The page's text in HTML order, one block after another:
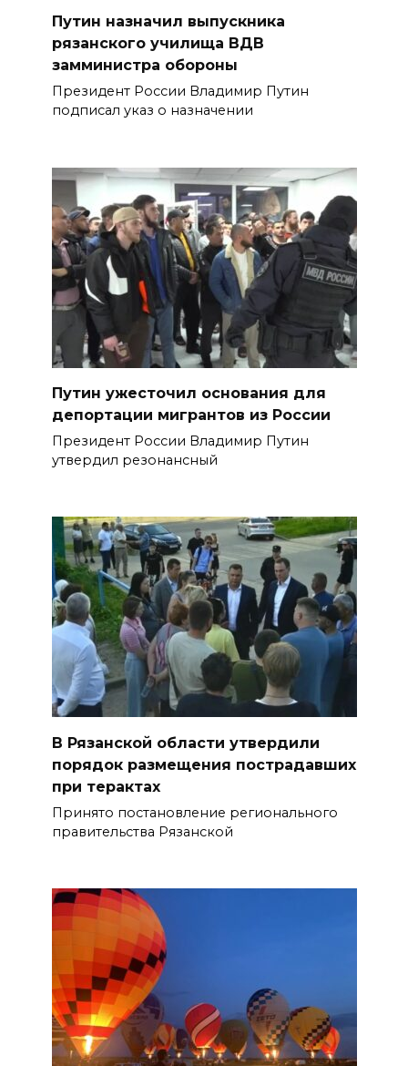
Путин назначил выпускника
рязанского училища ВДВ
замминистра обороны
Президент России Владимир Путин
подписал указ о назначении
Путин ужесточил основания для
депортации мигрантов из России
Президент России Владимир Путин
утвердил резонансный
В Рязанской области утвердили
порядок размещения пострадавших
при терактах
Принято постановление регионального
правительства Рязанской